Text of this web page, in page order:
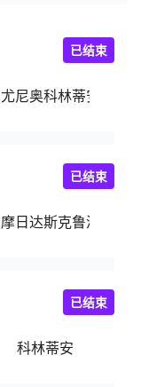
尤尼奥科林蒂安
已结束
摩日达斯克鲁济斯
已结束
科林蒂安
已结束